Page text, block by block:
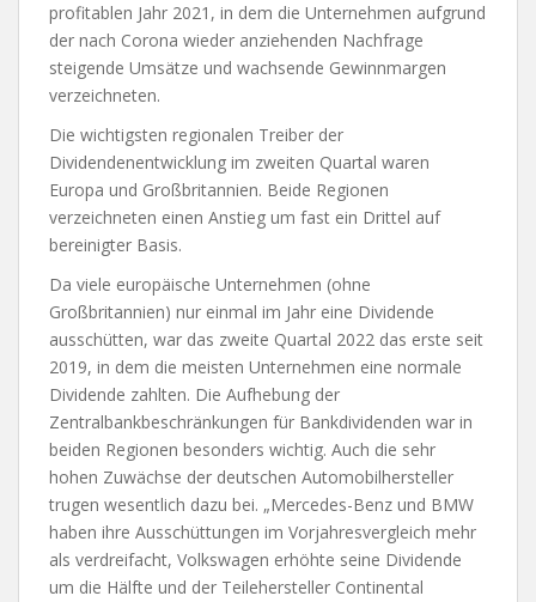
profitablen Jahr 2021, in dem die Unternehmen aufgrund
der nach Corona wieder anziehenden Nachfrage
steigende Umsätze und wachsende Gewinnmargen
verzeichneten.
Die wichtigsten regionalen Treiber der
Dividendenentwicklung im zweiten Quartal waren
Europa und Großbritannien. Beide Regionen
verzeichneten einen Anstieg um fast ein Drittel auf
bereinigter Basis.
Da viele europäische Unternehmen (ohne
Großbritannien) nur einmal im Jahr eine Dividende
ausschütten, war das zweite Quartal 2022 das erste seit
2019, in dem die meisten Unternehmen eine normale
Dividende zahlten. Die Aufhebung der
Zentralbankbeschränkungen für Bankdividenden war in
beiden Regionen besonders wichtig. Auch die sehr
hohen Zuwächse der deutschen Automobilhersteller
trugen wesentlich dazu bei. „Mercedes-Benz und BMW
haben ihre Ausschüttungen im Vorjahresvergleich mehr
als verdreifacht, Volkswagen erhöhte seine Dividende
um die Hälfte und der Teilehersteller Continental